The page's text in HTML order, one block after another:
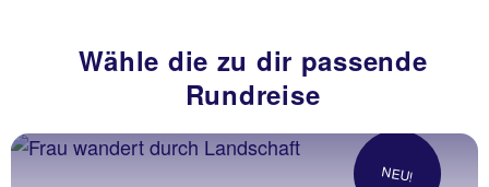
Wähle die zu dir passende
Rundreise
NEU!